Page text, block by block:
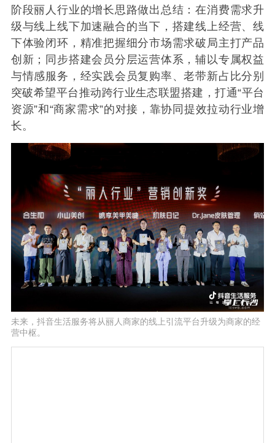
阶段丽人行业的增长思路做出总结：在消费需求升
级与线上线下加速融合的当下，搭建线上经营、线
下体验闭环，精准把握细分市场需求破局主打产品
创新；同步搭建会员分层运营体系，辅以专属权益
与情感服务，经实践会员复购率、老带新占比分别
突破希望平台推动跨行业生态联盟搭建，打通“平台
资源”和“商家需求”的对接，靠协同提效拉动行业增
长。
未来，抖音生活服务将从丽人商家的线上引流平台升级为商家的经
营中枢。